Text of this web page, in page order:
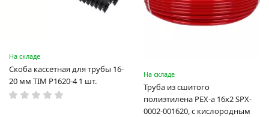
На складе
Скоба кассетная для трубы 16-
20 мм TIM P1620-4 1 шт.
На складе
Труба из сшитого
полиэтилена PEX-a 16х2 SPX-
0002-001620, с кислородным